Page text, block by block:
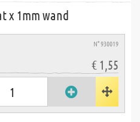
x 1mm wand
N° 930019
€ 1,55